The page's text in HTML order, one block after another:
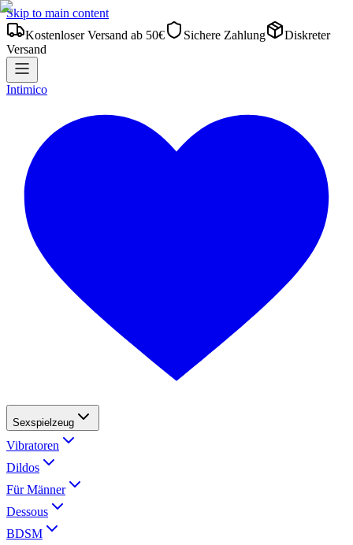
Skip to main content
Kostenloser Versand ab 50€
Sichere Zahlung
Diskreter
Versand
Intimico
Sexspielzeug
Vibratoren
Dildos
Für Männer
Dessous
BDSM